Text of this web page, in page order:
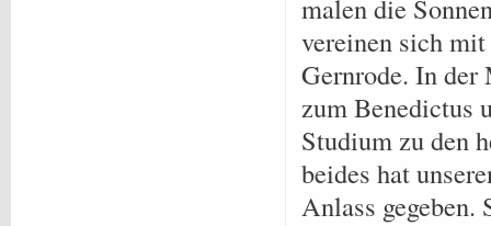
malen die
vereinen sich
Gernrode. In
zum Benedictus
Studium zu den
beides hat
Anlass gegeben.